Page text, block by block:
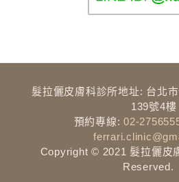
團隊介紹
診所環境
髮拉儷皮膚科診所地址: 台北
139號4樓
預約專線:02-
Copyright © 2021 髮拉儷皮
Reserved.